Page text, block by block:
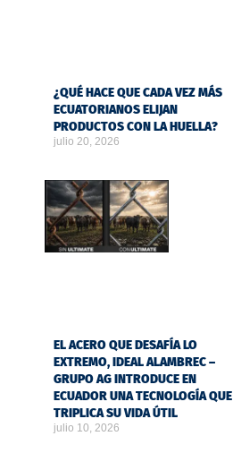
¿QUÉ HACE QUE CADA VEZ MÁS
ECUATORIANOS ELIJAN
PRODUCTOS CON LA HUELLA?
julio 20, 2026
EL ACERO QUE DESAFÍA LO
EXTREMO, IDEAL ALAMBREC –
GRUPO AG INTRODUCE EN
ECUADOR UNA TECNOLOGÍA QUE
TRIPLICA SU VIDA ÚTIL
julio 10, 2026